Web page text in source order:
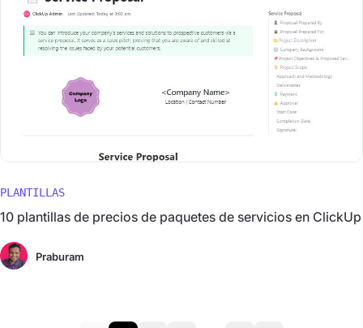
PLANTILLAS
10 plantillas de precios de paquetes de servicios en ClickUp
Praburam